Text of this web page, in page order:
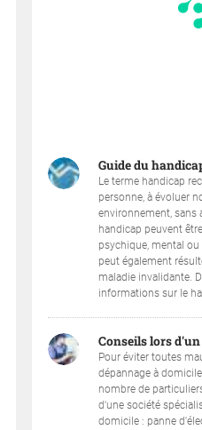
Guide du
Le terme handicap
personne, à évoluer
environnement, sans
handicap peuvent
psychique, mental
peut également
maladie invalidante.
informations sur le
Conseils lors
Pour éviter toutes
dépannage à
nombre de
d'une société
domicile : panne